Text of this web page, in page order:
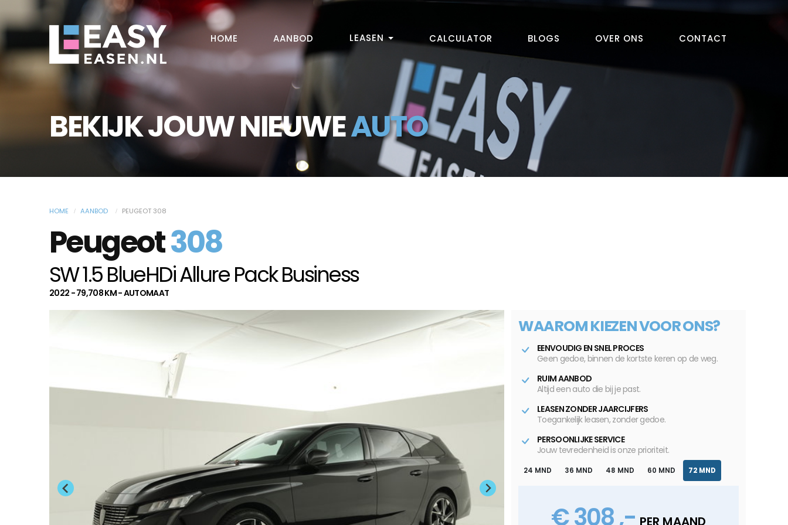
HOME AANBOD LEASEN CALCULATOR BLOGS OVER ONS CONTACT
BEKIJK JOUW NIEUWEAUTO
HOME AANBOD PEUGEOT 308
Peugeot308
SW 1.5 BlueHDi Allure Pack Business
2022 - 79,708 KM - AUTOMAAT
WAAROM KIEZEN VOOR ONS?
EENVOUDIG EN SNEL PROCES
Geen gedoe, binnen de kortste keren op de weg.
RUIM AANBOD
Altijd een auto die bij je past.
LEASEN ZONDER JAARCIJFERS
Toegankelijk leasen, zonder gedoe.
PERSOONLIJKE SERVICE
Jouw tevredenheid is onze prioriteit.
24 MND 36 MND 48 MND 60 MND 72 MND
€ 308 ,- PER MAAND